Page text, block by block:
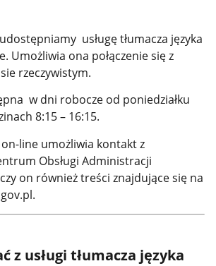
usługę tłumacza języka
Umożliwia ona połączenie się z
rzeczywistym.
w dni robocze od poniedziałku
8:15 – 16:15.
on-line umożliwia kontakt z
Obsługi Administracji
on również treści znajdujące się na
z usługi tłumacza języka